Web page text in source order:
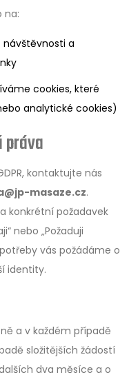
na:
návštěvnosti a
cookies, které
analytické cookies)
kontaktujte nás
masaze.cz.
konkrétní požadavek
nebo „Požaduji
vás požádáme o
identity.
a v každém případě
složitějších žádostí
dva měsíce a o